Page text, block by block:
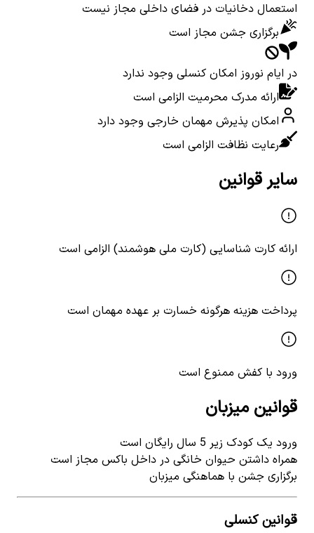
استعمال دخانیات در فضای داخلی مجاز نیست
برگزاری جشن مجاز است
در ایام نوروز امکان کنسلی وجود ندارد
ارائه مدرک محرمیت الزامی است
امکان پذیرش مهمان خارجی وجود دارد
رعایت نظافت الزامی است
سایر قوانین
ارائه کارت شناسایی (کارت ملی هوشمند) الزامی است
پرداخت هزینه هرگونه خسارت بر عهده مهمان است
ورود با کفش ممنوع است
قوانین میزبان
ورود یک کودک زیر 5 سال رایگان است
همراه داشتن حیوان خانگی در داخل باکس مجاز است
برگزاری جشن با هماهنگی میزبان
قوانین کنسلی